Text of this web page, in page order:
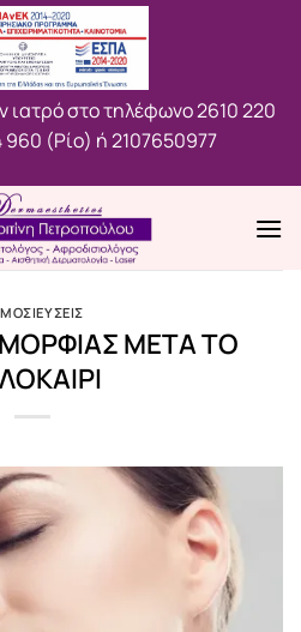
ιατρό στο τηλέφωνο2610 220
960 (Ρίο) ή2107650977
ΜΕΤΑ ΤΟ